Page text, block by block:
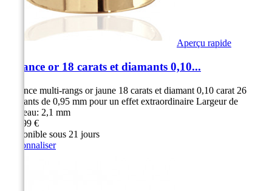
Aperçu rapide
Alliance or 18 carats et diamants 0,10...
Alliance multi-rangs or jaune 18 carats et diamant 0,10 carat 26
diamants de 0,95 mm pour un effet extraordinaire Largeur de
l'anneau: 2,1 mm
899,99 €
Disponible sous 21 jours
Personnaliser